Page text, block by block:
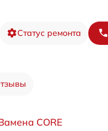
Статус ремонта
CORE